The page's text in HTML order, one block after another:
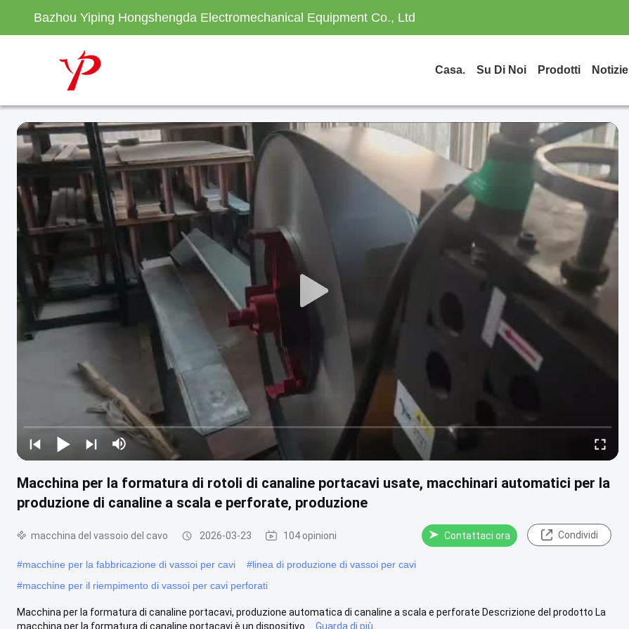
Bazhou Yiping Hongshengda Electromechanical Equipment Co., Ltd
Casa. Su Di Noi Prodotti Notizie
Macchina per la formatura di rotoli di canaline portacavi usate, macchinari automatici per la
produzione di canaline a scala e perforate, produzione
macchina del vassoio del cavo 2026-03-23 104 opinioni Contattaci ora Condividi
#macchine per la fabbricazione di vassoi per cavi #linea di produzione di vassoi per cavi
#macchine per il riempimento di vassoi per cavi perforati
Macchina per la formatura di canaline portacavi, produzione automatica di canaline a scala e perforate Descrizione del prodotto La
macchina per la formatura di canaline portacavi è un dispositivo ...
Guarda di più